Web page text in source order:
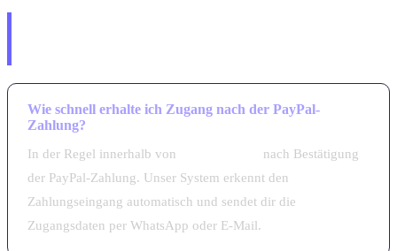
Wie schnell erhalte ich Zugang nach der PayPal-
Zahlung?
In der Regel innerhalb von
nach Bestätigung
der PayPal-Zahlung. Unser System erkennt den
Zahlungseingang automatisch und sendet dir die
Zugangsdaten per WhatsApp oder E-Mail.